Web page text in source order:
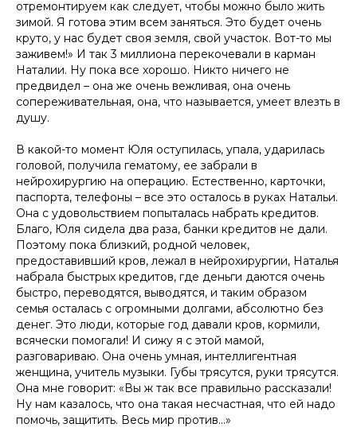
отремонтируем как следует, чтобы можно было жить
зимой. Я готова этим всем заняться. Это будет очень
круто, у нас будет своя земля, свой участок. Вот-то мы
заживем!» И так 3 миллиона перекочевали в карман
Наталии. Ну пока все хорошо. Никто ничего не
предвидел – она же очень вежливая, она очень
сопереживательная, она, что называется, умеет влезть в
душу.
В какой-то момент Юля оступилась, упала, ударилась
головой, получила гематому, ее забрали в
нейрохирургию на операцию. Естественно, карточки,
паспорта, телефоны – все это осталось в руках Натальи.
Она с удовольствием попыталась набрать кредитов.
Благо, Юля сидела два раза, банки кредитов не дали.
Поэтому пока близкий, родной человек,
предоставивший кров, лежал в нейрохирургии, Наталья
набрала быстрых кредитов, где деньги даются очень
быстро, переводятся, выводятся, и таким образом
семья осталась с огромными долгами, абсолютно без
денег. Это люди, которые год давали кров, кормили,
всячески помогали! И сижу я с этой мамой,
разговариваю. Она очень умная, интеллигентная
женщина, учитель музыки. Губы трясутся, руки трясутся.
Она мне говорит: «Вы ж так все правильно рассказали!
Ну нам казалось, что она такая несчастная, что ей надо
помочь, защитить. Весь мир против...»